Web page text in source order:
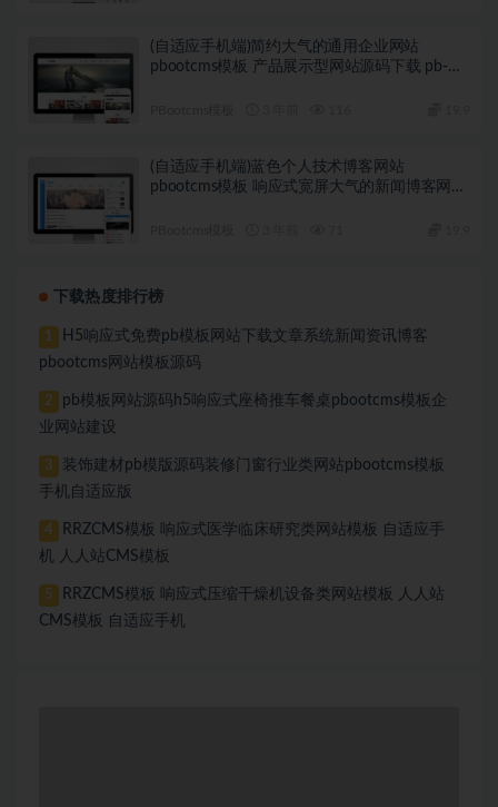
(自适应手机端)简约大气的通用企业网站
pbootcms模板 产品展示型网站源码下载 pb-
(自适应手机端)蓝色个人技术博客网站
pbootcms模板 响应式宽屏大气的新闻博客网站
下载热度排行榜
1
H5响应式免费pb模板网站下载文章系统新闻资讯博客
pbootcms网站模板源码
2
pb模板网站源码h5响应式座椅推车餐桌pbootcms模板企
业网站建设
3
装饰建材pb模版源码装修门窗行业类网站pbootcms模板
手机自适应版
4
RRZCMS模板 响应式医学临床研究类网站模板 自适应手
机 人人站CMS模板
5
RRZCMS模板 响应式压缩干燥机设备类网站模板 人人站
CMS模板 自适应手机